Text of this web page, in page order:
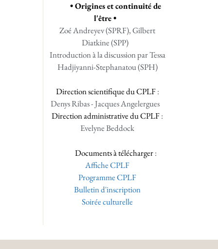
• Origines et continuité de
l'être •
Zoé Andreyev (SPRF), Gilbert
Diatkine (SPP)
Introduction à la discussion par Tessa
Hadjiyanni-Stephanatou (SPH)
Direction scientifique du CPLF:
Denys Ribas - Jacques Angelergues
Direction administrative du CPLF:
Evelyne Beddock
Documents à télécharger:
Affiche CPLF
Programme CPLF
Bulletin d'inscription
Soirée culturelle